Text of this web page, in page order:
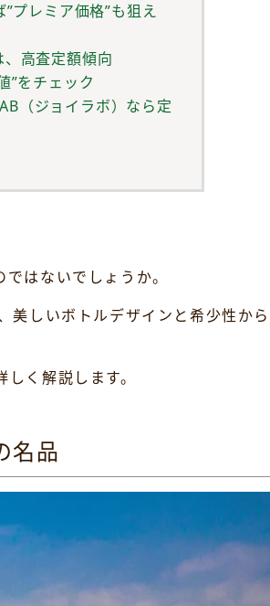
プレミア価格”も狙え
高査定額傾向
”をチェック
（ジョイラボ）なら定
はないでしょうか。
しいボトルデザインと希少性か
く解説します。
名品